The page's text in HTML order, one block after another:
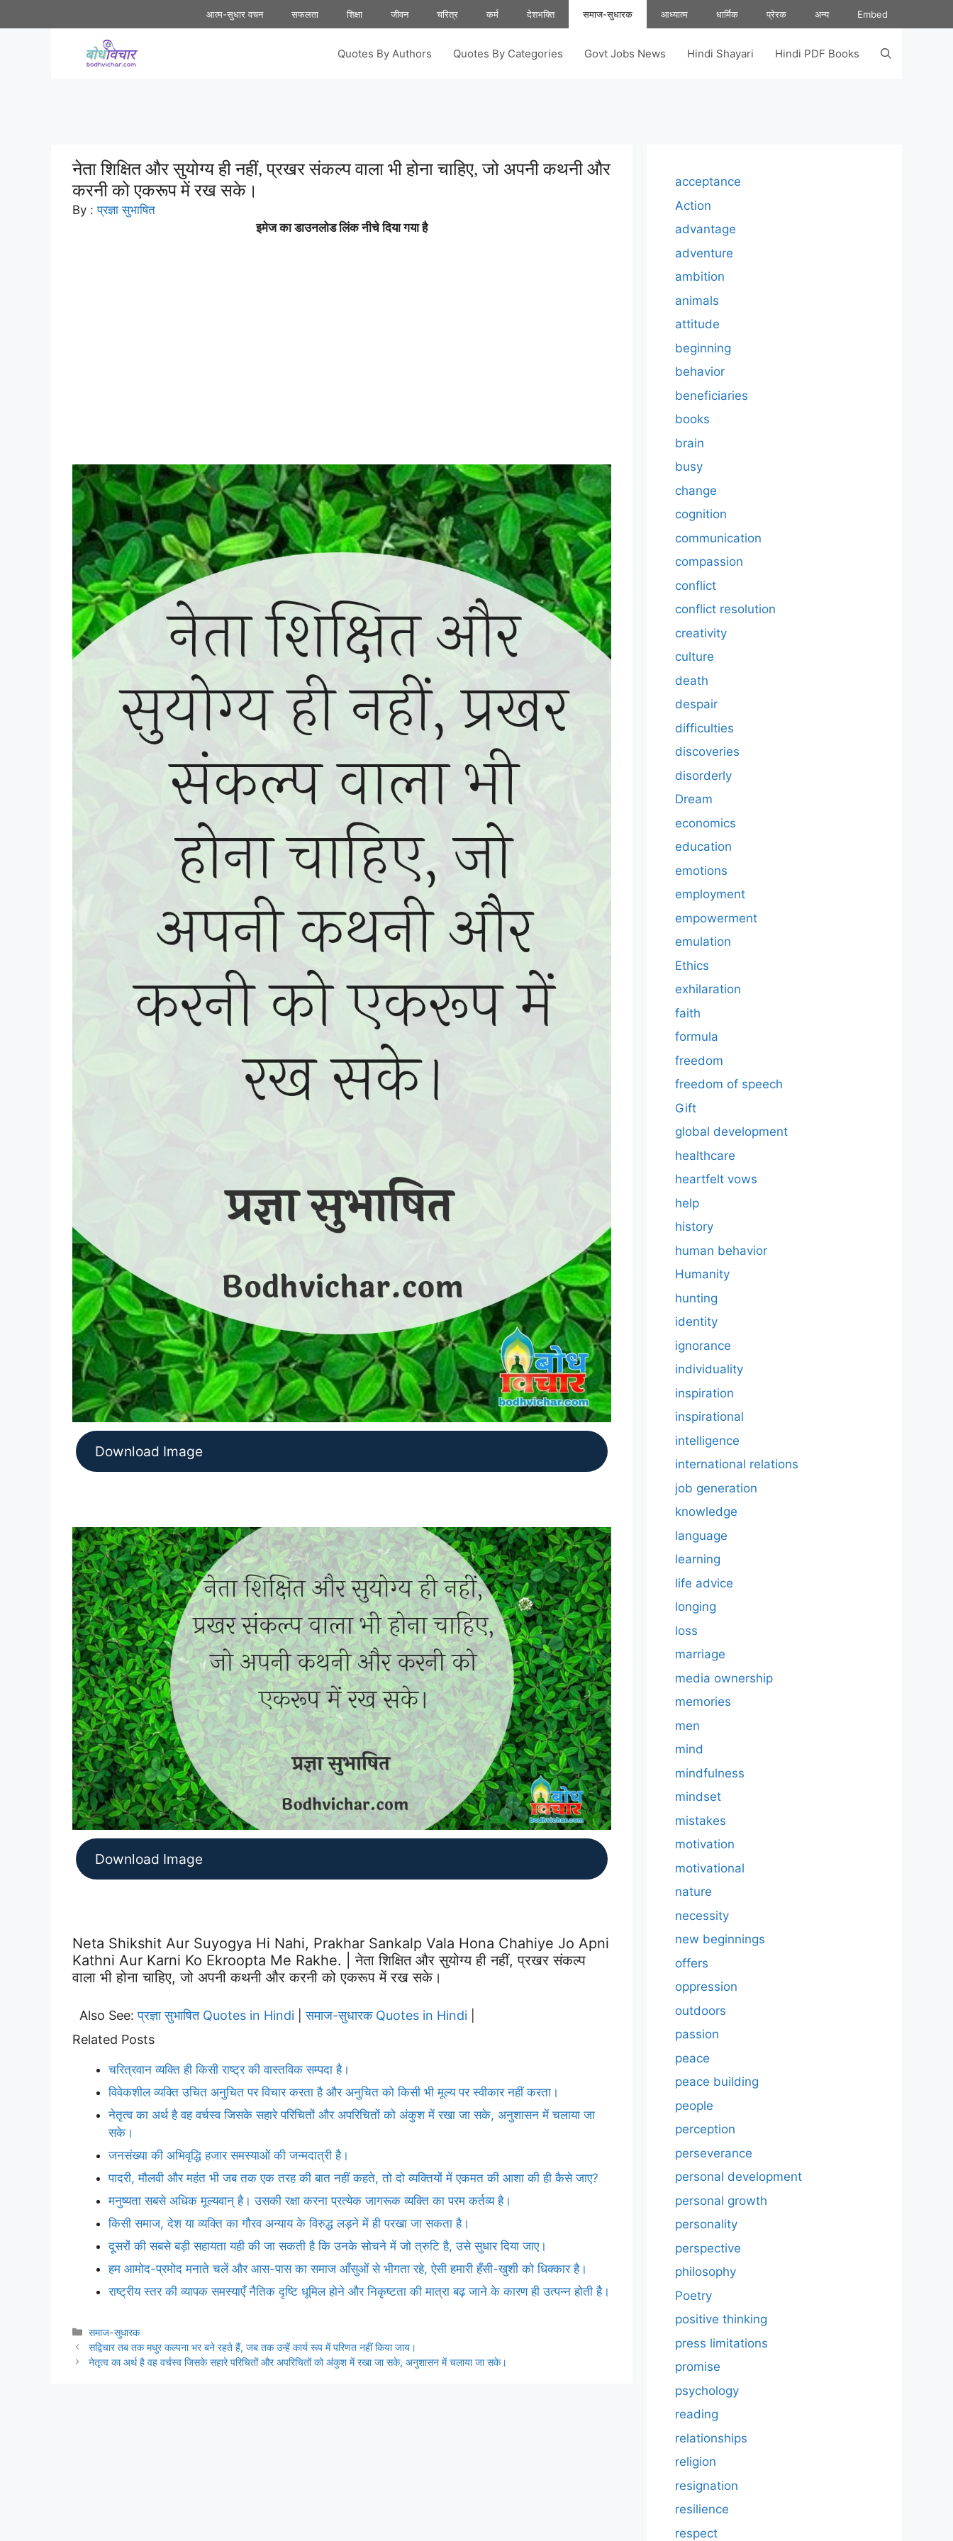
to
आत्म-सुधार वचन सफलता शिक्षा जीवन चरित्र कर्म देशभक्ति समाज-सुधारक आध्यात्म धार्मिक प्रेरक अन्य Embed
Quotes By Authors Quotes By Categories Govt Jobs News Hindi Shayari Hindi PDF Books
नेता शिक्षित और सुयोग्य ही नहीं, प्रखर संकल्प वाला भी होना चाहिए, जो अपनी कथनी और
करनी को एकरूप में रख सके।
By :प्रज्ञा सुभाषित
इमेज का डाउनलोड लिंक नीचे दिया गया है
Download Image
Download Image
Neta Shikshit Aur Suyogya Hi Nahi, Prakhar Sankalp Vala Hona Chahiye Jo Apni
Kathni Aur Karni Ko Ekroopta Me Rakhe. | नेता शिक्षित और सुयोग्य ही नहीं, प्रखर संकल्प
वाला भी होना चाहिए, जो अपनी कथनी और करनी को एकरूप में रख सके।
Also See:प्रज्ञा सुभाषित Quotes in Hindi |समाज-सुधारक Quotes in Hindi
Related Posts
चरित्रवान व्यक्ति ही किसी राष्ट्र की वास्तविक सम्पदा है।
विवेकशील व्यक्ति उचित अनुचित पर विचार करता है और अनुचित को किसी भी मूल्य पर स्वीकार नहीं करता।
नेतृत्व का अर्थ है वह वर्चस्व जिसके सहारे परिचितों और अपरिचितों को अंकुश में रखा जा सके, अनुशासन में चलाया जा
सके।
जनसंख्या की अभिवृद्धि हजार समस्याओं की जन्मदात्री है।
पादरी, मौलवी और महंत भी जब तक एक तरह की बात नहीं कहते, तो दो व्यक्तियों में एकमत की आशा की ही कैसे जाए?
मनुष्यता सबसे अधिक मूल्यवान् है। उसकी रक्षा करना प्रत्येक जागरूक व्यक्ति का परम कर्तव्य है।
किसी समाज, देश या व्यक्ति का गौरव अन्याय के विरुद्ध लड़ने में ही परखा जा सकता है।
दूसरों की सबसे बड़ी सहायता यही की जा सकती है कि उनके सोचने में जो त्रुटि है, उसे सुधार दिया जाए।
हम आमोद-प्रमोद मनाते चलें और आस-पास का समाज आँसुओं से भीगता रहे, ऐसी हमारी हँसी-खुशी को धिक्कार है।
राष्ट्रीय स्तर की व्यापक समस्याएँ नैतिक दृष्टि धूमिल होने और निकृष्टता की मात्रा बढ़ जाने के कारण ही उत्पन्न होती है।
Categories
समाज-सुधारक
सद्विचार तब तक मधुर कल्पना भर बने रहते हैं, जब तक उन्हें कार्य रूप में परिणत नहीं किया जाय।
नेतृत्व का अर्थ है वह वर्चस्व जिसके सहारे परिचितों और अपरिचितों को अंकुश में रखा जा सके, अनुशासन में चलाया जा सके।
acceptance
Action
advantage
adventure
ambition
animals
attitude
beginning
behavior
beneficiaries
books
brain
busy
change
cognition
communication
compassion
conflict
conflict resolution
creativity
culture
death
despair
difficulties
discoveries
disorderly
Dream
economics
education
emotions
employment
empowerment
emulation
Ethics
exhilaration
faith
formula
freedom
freedom of speech
Gift
global development
healthcare
heartfelt vows
help
history
human behavior
Humanity
hunting
identity
ignorance
individuality
inspiration
inspirational
intelligence
international relations
job generation
knowledge
language
learning
life advice
longing
loss
marriage
media ownership
memories
men
mind
mindfulness
mindset
mistakes
motivation
motivational
nature
necessity
new beginnings
offers
oppression
outdoors
passion
peace
peace building
people
perception
perseverance
personal development
personal growth
personality
perspective
philosophy
Poetry
positive thinking
press limitations
promise
psychology
reading
relationships
religion
resignation
resilience
respect